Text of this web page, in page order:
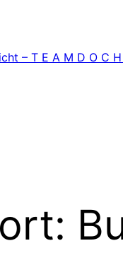
– T E A M D O C